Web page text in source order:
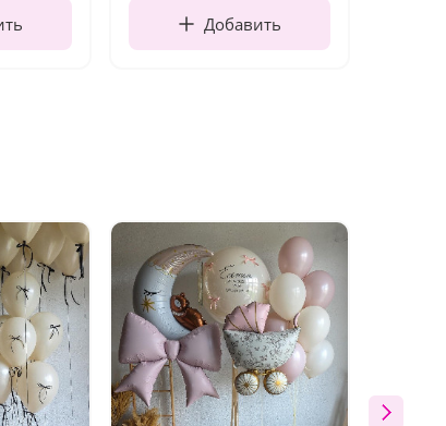
Добавить